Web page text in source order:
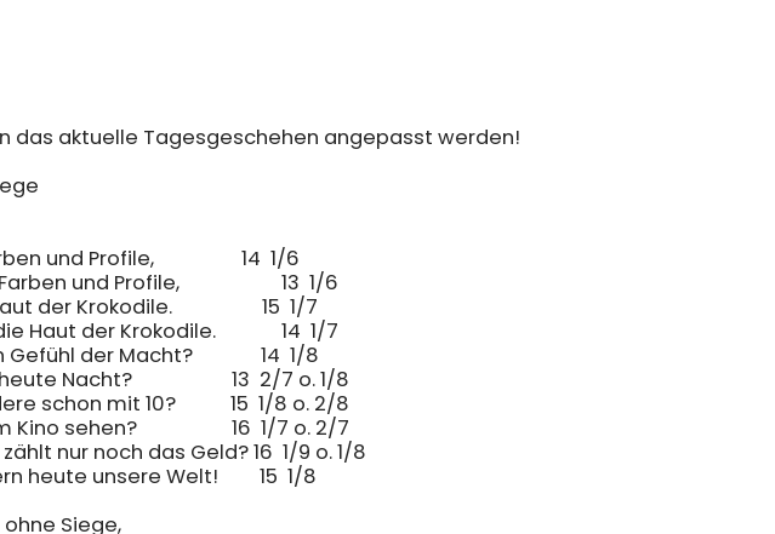
das aktuelle Tagesgeschehen angepasst werden!
Profile,			14  1/6
Profile,			13  1/6
15  1/7
der Krokodile.		14  1/7
der Macht?		14  1/8
13  2/7 o. 1/8
10?		15  1/8 o. 2/8
16  1/7 o. 2/7
das Geld?	16  1/9 o. 1/8
unsere Welt!		15  1/8